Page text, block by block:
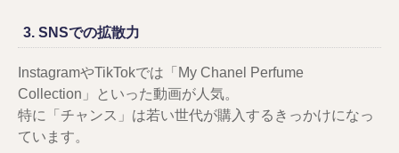
3. SNSでの拡散力
InstagramやTikTokでは「My Chanel Perfume
Collection」といった動画が人気。
特に「チャンス」は若い世代が購入するきっかけになっ
ています。